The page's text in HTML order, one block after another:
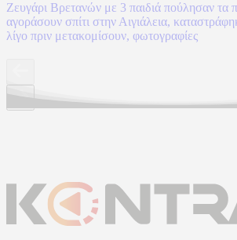
Ζευγάρι Βρετανών με 3 παιδιά πούλησαν τα
αγοράσουν σπίτι στην Αιγιάλεια,
λίγο πριν μετακομίσουν, φωτογραφίες